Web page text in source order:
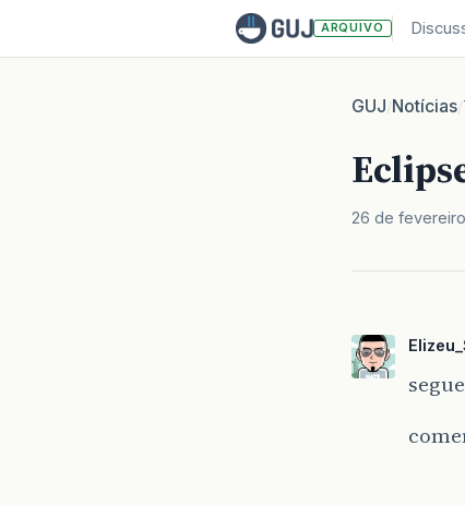
ARQUIVO
GUJ/Notícias/
26 de fevereiro